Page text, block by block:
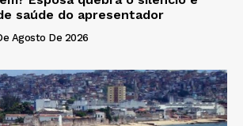
saúde do apresentador
Agosto De 2026